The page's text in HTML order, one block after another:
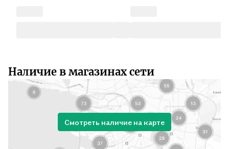
Наличие в магазинах сети
Смотреть наличие на карте